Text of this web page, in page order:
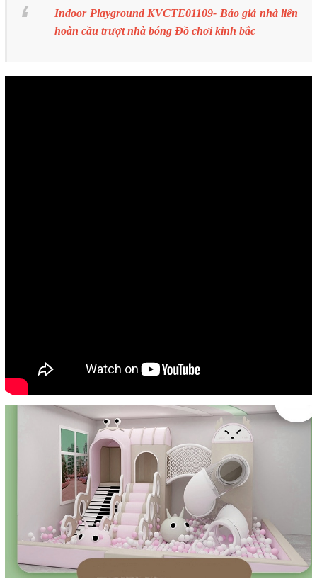
Indoor Playground KVCTE01109- Báo giá nhà liên
hoàn cầu trượt nhà bóng Đồ chơi kinh bắc